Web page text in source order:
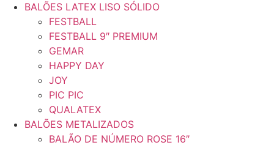
BALÕES LATEX LISO SÓLIDO
FESTBALL
FESTBALL 9″ PREMIUM
GEMAR
HAPPY DAY
JOY
PIC PIC
QUALATEX
BALÕES METALIZADOS
BALÃO DE NÚMERO ROSE 16″